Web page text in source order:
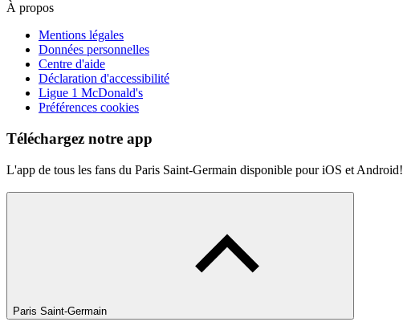
À propos
Mentions légales
Données personnelles
Centre d'aide
Déclaration d'accessibilité
Ligue 1 McDonald's
Préférences cookies
Téléchargez notre app
L'app de tous les fans du Paris Saint-Germain disponible pour iOS et Android!
Paris Saint-Germain